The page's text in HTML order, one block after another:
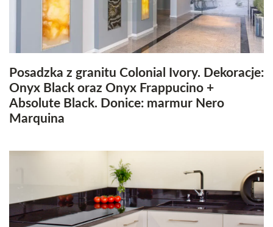
Posadzka z granitu Colonial Ivory. Dekoracje:
Onyx Black oraz Onyx Frappucino +
Absolute Black. Donice: marmur Nero
Marquina